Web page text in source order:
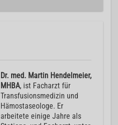
Dr. med. Martin Hendelmeier,
MHBA, ist Facharzt für
Transfusionsmedizin und
Hämostaseologe. Er
arbeitete einige Jahre als